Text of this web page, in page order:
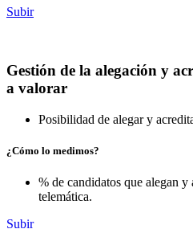
Subir
Gestión de la alegación y
a valorar
Posibilidad de alegar y
¿Cómo lo medimos?
% de candidatos que alegan
telemática.
Subir